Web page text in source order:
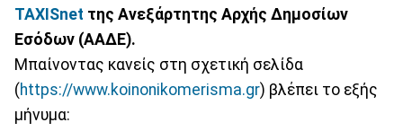
TAXISnet της Ανεξάρτητης Αρχής Δημοσίων
Εσόδων (ΑΑΔΕ).
Μπαίνοντας κανείς στη σχετική σελίδα
(https://www.koinonikomerisma.gr) βλέπει το εξής
μήνυμα: